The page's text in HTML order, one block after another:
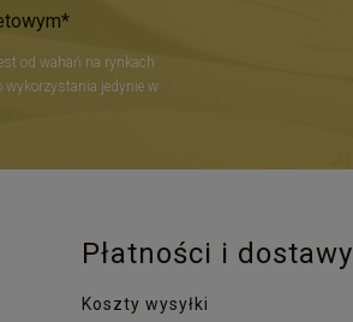
od wahań na rynkach
wykorzystania jedynie w
Płatności i dostawy
Koszty wysyłki